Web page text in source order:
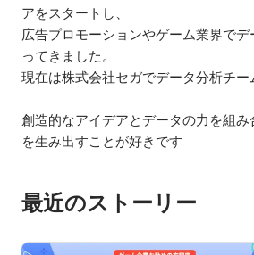
アをスタートし、
広告プロモーションやゲーム業界で
ってきました。
現在は株式会社セガでデータ分析チー
創造的なアイデアとデータの力を組
を生み出すことが好きです
最近のストーリー